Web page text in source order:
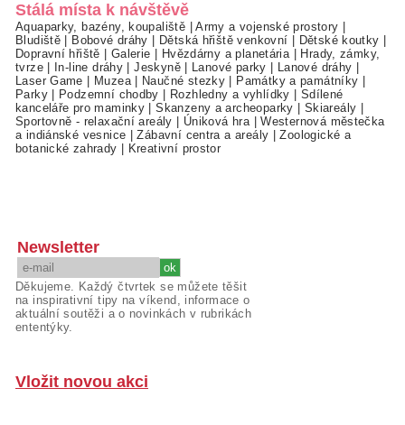
Stálá místa k návštěvě
Aquaparky, bazény, koupaliště |Army a vojenské prostory
Bludiště
Bobové dráhy Dětská hřiště venkovní Dětské koutky
Dopravní hřiště
Galerie Hvězdárny a planetária|
Hrady, zámky,
tvrze| In-line dráhy |Jeskyně| Lanové parky Lanové dráhy
Laser Game
Muzea| Naučné stezky Památky a památníky
Parky| Podzemní chodby Rozhledny a vyhlídky
Sdílené
kanceláře pro maminky |Skanzeny a archeoparky Skiareály
Sportovně - relaxační areály
Úniková hra|Westernová městečka
a indiánské vesnice |Zábavní centra a areály |Zoologické a
botanické zahrady
Kreativní prostor
Newsletter
Děkujeme. Každý čtvrtek se můžete těšit
na inspirativní tipy na víkend, informace o
aktuální soutěži a o novinkách v rubrikách
ententýky.
Vložit novou akci